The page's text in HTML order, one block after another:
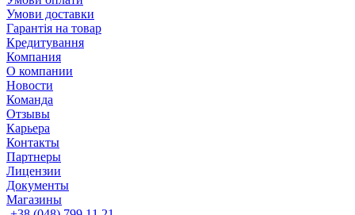
Умови доставки
Гарантія на товар
Кредитування
Компания
О компании
Новости
Команда
Отзывы
Карьера
Контакты
Партнеры
Лицензии
Документы
Магазины